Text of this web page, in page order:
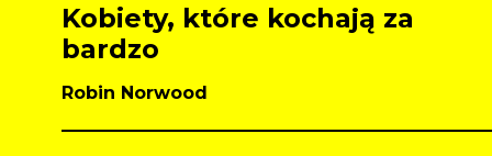
Kobiety, które kochają za
bardzo
Robin Norwood